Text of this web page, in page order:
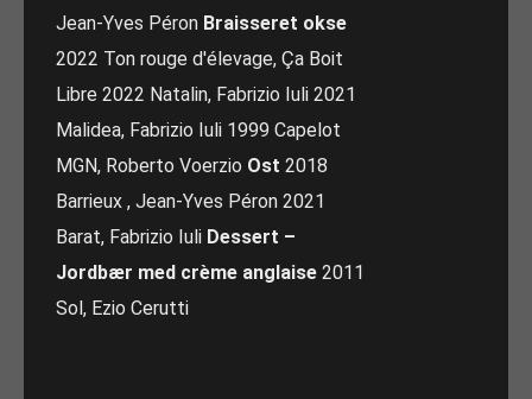
Jean-Yves Péron Braisseret okse
2022 Ton rouge d'élevage, Ça Boit
Libre 2022 Natalin, Fabrizio Iuli 2021
Malidea, Fabrizio Iuli 1999 Capelot
MGN, Roberto Voerzio Ost 2018
Barrieux , Jean-Yves Péron 2021
Barat, Fabrizio Iuli Dessert –
Jordbær med crème anglaise 2011
Sol, Ezio Cerutti